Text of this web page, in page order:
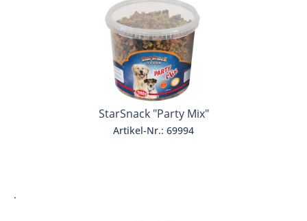
StarSnack "Party Mix"
Artikel-Nr.: 69994
.